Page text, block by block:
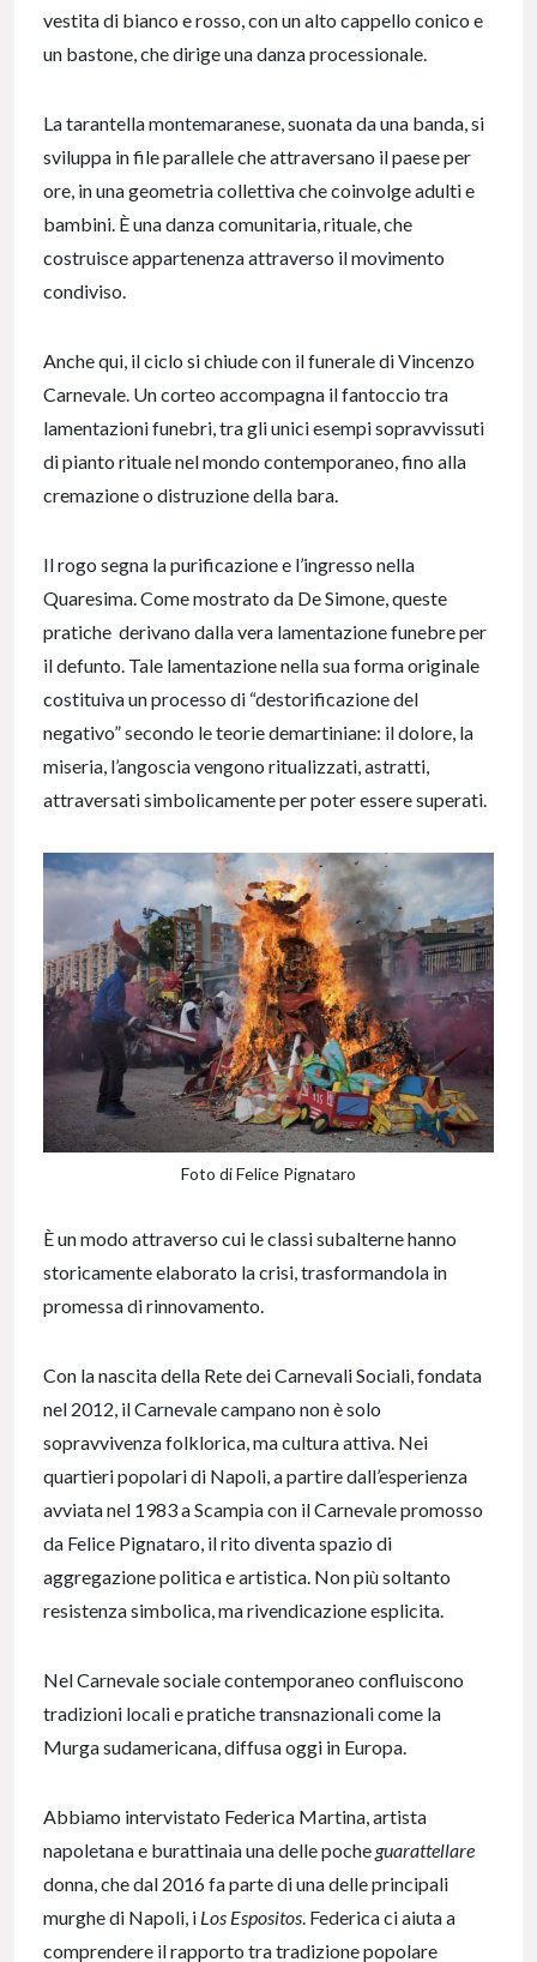
vestita di bianco e rosso, con un alto cappello conico e
un bastone, che dirige una danza processionale.
La tarantella montemaranese, suonata da una banda, si
sviluppa in file parallele che attraversano il paese per
ore, in una geometria collettiva che coinvolge adulti e
bambini. È una danza comunitaria, rituale, che
costruisce appartenenza attraverso il movimento
condiviso.
Anche qui, il ciclo si chiude con il funerale di Vincenzo
Carnevale. Un corteo accompagna il fantoccio tra
lamentazioni funebri, tra gli unici esempi sopravvissuti
di pianto rituale nel mondo contemporaneo, fino alla
cremazione o distruzione della bara.
Il rogo segna la purificazione e l’ingresso nella
Quaresima. Come mostrato da De Simone, queste
pratiche derivano dalla vera lamentazione funebre per
il defunto. Tale lamentazione nella sua forma originale
costituiva un processo di “destorificazione del
negativo” secondo le teorie demartiniane: il dolore, la
miseria, l’angoscia vengono ritualizzati, astratti,
attraversati simbolicamente per poter essere superati.
Foto di Felice Pignataro
È un modo attraverso cui le classi subalterne hanno
storicamente elaborato la crisi, trasformandola in
promessa di rinnovamento.
Con la nascita della Rete dei Carnevali Sociali, fondata
nel 2012, il Carnevale campano non è solo
sopravvivenza folklorica, ma cultura attiva. Nei
quartieri popolari di Napoli, a partire dall’esperienza
avviata nel 1983 a Scampia con il Carnevale promosso
da Felice Pignataro, il rito diventa spazio di
aggregazione politica e artistica. Non più soltanto
resistenza simbolica, ma rivendicazione esplicita.
Nel Carnevale sociale contemporaneo confluiscono
tradizioni locali e pratiche transnazionali come la
Murga sudamericana, diffusa oggi in Europa.
Abbiamo intervistato Federica Martina, artista
napoletana e burattinaia una delle pocheguarattellare
donna, che dal 2016 fa parte di una delle principali
murghe di Napoli, i Los Espositos. Federica ci aiuta a
comprendere il rapporto tra tradizione popolare